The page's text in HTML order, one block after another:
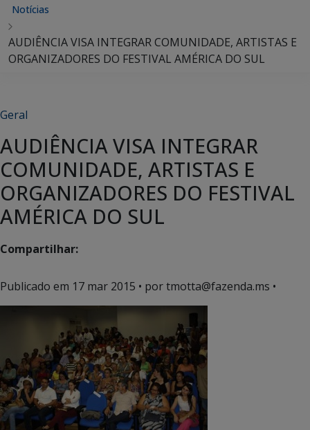
Notícias
AUDIÊNCIA VISA INTEGRAR COMUNIDADE, ARTISTAS E
ORGANIZADORES DO FESTIVAL AMÉRICA DO SUL
Geral
AUDIÊNCIA VISA INTEGRAR
COMUNIDADE, ARTISTAS E
ORGANIZADORES DO FESTIVAL
AMÉRICA DO SUL
Compartilhar:
Publicado em 17 mar 2015 • por tmotta@fazenda.ms •